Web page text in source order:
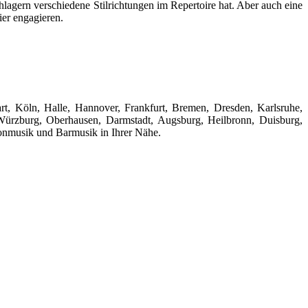
verschiedene Stilrichtungen im Repertoire hat. Aber auch eine
engagieren.
Köln, Halle, Hannover, Frankfurt, Bremen, Dresden, Karlsruhe,
Oberhausen, Darmstadt, Augsburg, Heilbronn, Duisburg,
und Barmusik in Ihrer Nähe.